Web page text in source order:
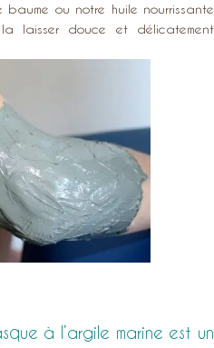
ou notre huile nourrissante
laisser douce et délicatement
à l’argile marine est un